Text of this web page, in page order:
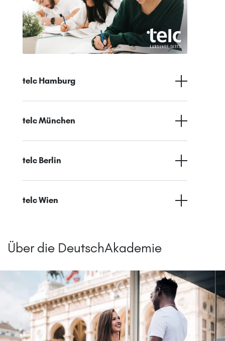
telc Hamburg
telc München
telc Berlin
telc Wien
Über die DeutschAkademie